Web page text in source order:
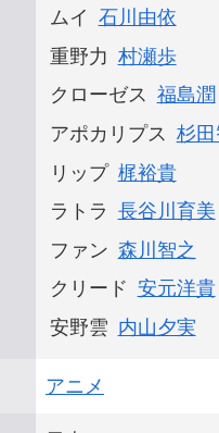
ムイ 石川由依
重野力 村瀬歩
クローゼス 福島潤
アポカリプス 杉
リップ 梶裕貴
ラトラ 長谷川育美
ファン 森川智之
クリード 安元洋貴
安野雲 内山夕実
アニメ